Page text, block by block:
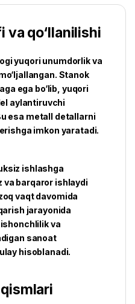
va qo‘llanilishi
yuqori unumdorlik va
Stanok
ega bo‘lib, yuqori
aylantiruvchi
esa metall detallarni
imkon yaratadi.
ishlashga
barqaror ishlaydi
vaqt davomida
jarayonida
va
sanoat
hisoblanadi.